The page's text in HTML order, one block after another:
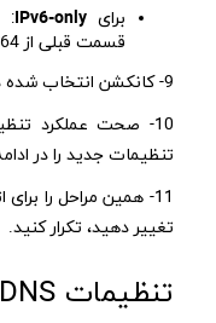
برایIPv6-only
قسمت قبلی از Google Public DNS64 استفاده کنید.
9- کانکشن انتخاب شده در مرحله 3 را مجدداً راه‌اندازی کنید.
10- صحت عملکرد
تنظیمات جدید را در
11- همین مراحل را
تغییر دهید، تکرار کنید.
تنظیمات DNS در مک